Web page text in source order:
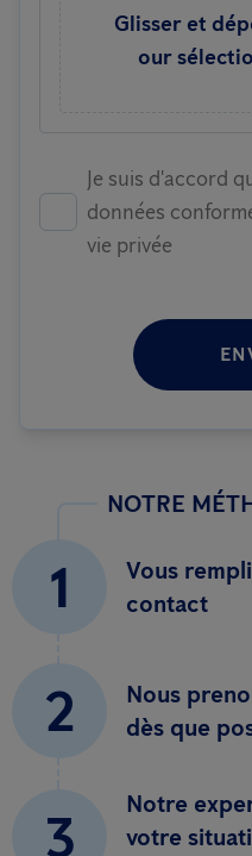
Glisser et
our
Je suis d'accord
données
vie privée
NOTRE
1
Vous
contact
2
Nous
dès que
3
Notre
votre